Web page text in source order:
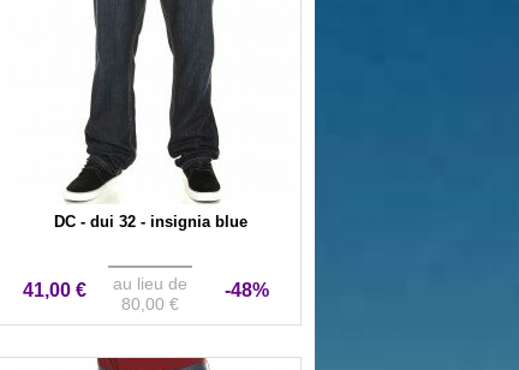
DC - dui 32 - insignia blue
41,00 €
au lieu de
80,00 €
-48%